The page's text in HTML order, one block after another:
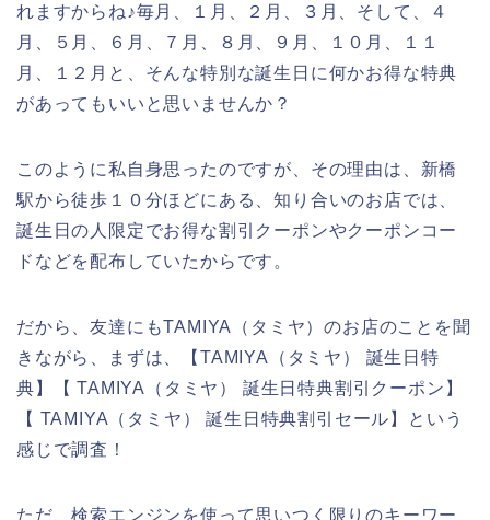
れますからね♪毎月、１月、２月、３月、そして、４
月、５月、６月、７月、８月、９月、１０月、１１
月、１２月と、そんな特別な誕生日に何かお得な特典
があってもいいと思いませんか？
このように私自身思ったのですが、その理由は、新橋
駅から徒歩１０分ほどにある、知り合いのお店では、
誕生日の人限定でお得な割引クーポンやクーポンコー
ドなどを配布していたからです。
だから、友達にもTAMIYA（タミヤ）のお店のことを聞
きながら、まずは、【TAMIYA（タミヤ） 誕生日特
典】【 TAMIYA（タミヤ） 誕生日特典割引クーポン】
【 TAMIYA（タミヤ） 誕生日特典割引セール】という
感じで調査！
ただ、検索エンジンを使って思いつく限りのキーワー